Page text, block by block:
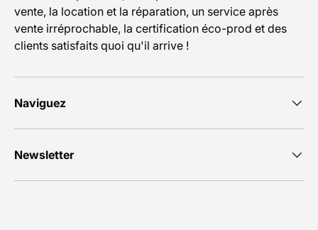
vente, la location et la réparation, un service après
vente irréprochable, la certification éco-prod et des
clients satisfaits quoi qu'il arrive !
Naviguez
Newsletter